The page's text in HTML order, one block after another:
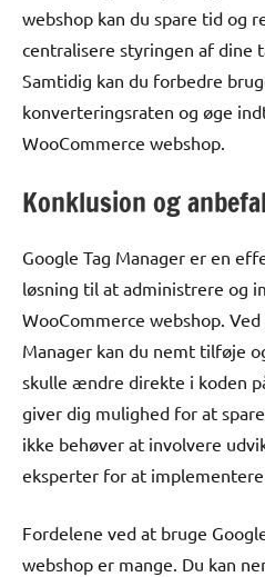
webshop kan du spare tid og
centralisere styringen af dine
Samtidig kan du forbedre
konverteringsraten og øge
WooCommerce webshop.
Konklusion og
Google Tag Manager er en
løsning til at administrere og
WooCommerce webshop.
Manager kan du nemt tilføje
skulle ændre direkte i koden
giver dig mulighed for at
ikke behøver at involvere
eksperter for at
Fordelene ved at bruge
webshop er mange. Du kan